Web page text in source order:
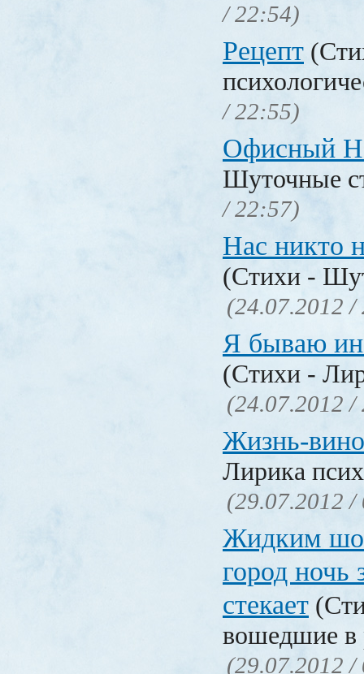
/ 22:54)
Рецепт
/ 22:55)
Офисный
Шуточные
/ 22:57)
Нас никто
(Стихи -
(24.07.2012 /
Я бываю
(Стихи -
(24.07.2012 /
Жизнь-вино
Лирика
(29.07.2012 /
Жидким
город ночь
стекает
вошедшие в
(29.07.2012 /